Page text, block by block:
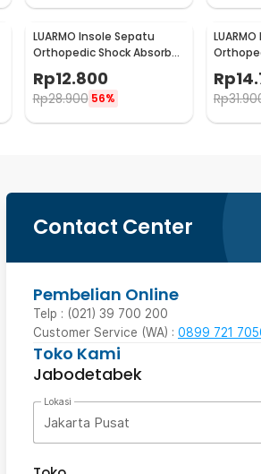
LUARMO Insole Sepatu
Orthopedic Shock Absorb
Cushioned EVA Foam M - L3
Rp12.800
Rp28.900 56%
Rp
Rp
Contact Center
Pembelian Online
Telp : (021) 39 700 200
Customer Service (WA) : 0899 721
Toko Kami
Jabodetabek
Lokasi
Jakarta Pusat